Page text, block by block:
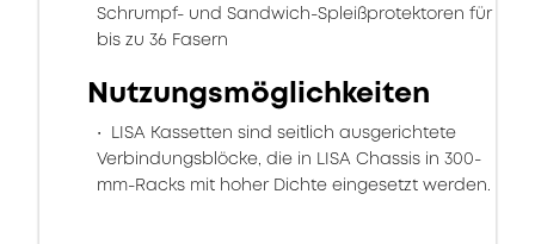
Schrumpf- und Sandwich-Spleißprotektoren für
bis zu 36 Fasern
Nutzungsmöglichkeiten
LISA Kassetten sind seitlich ausgerichtete
Verbindungsblöcke, die in LISA Chassis in 300-
mm-Racks mit hoher Dichte eingesetzt werden.